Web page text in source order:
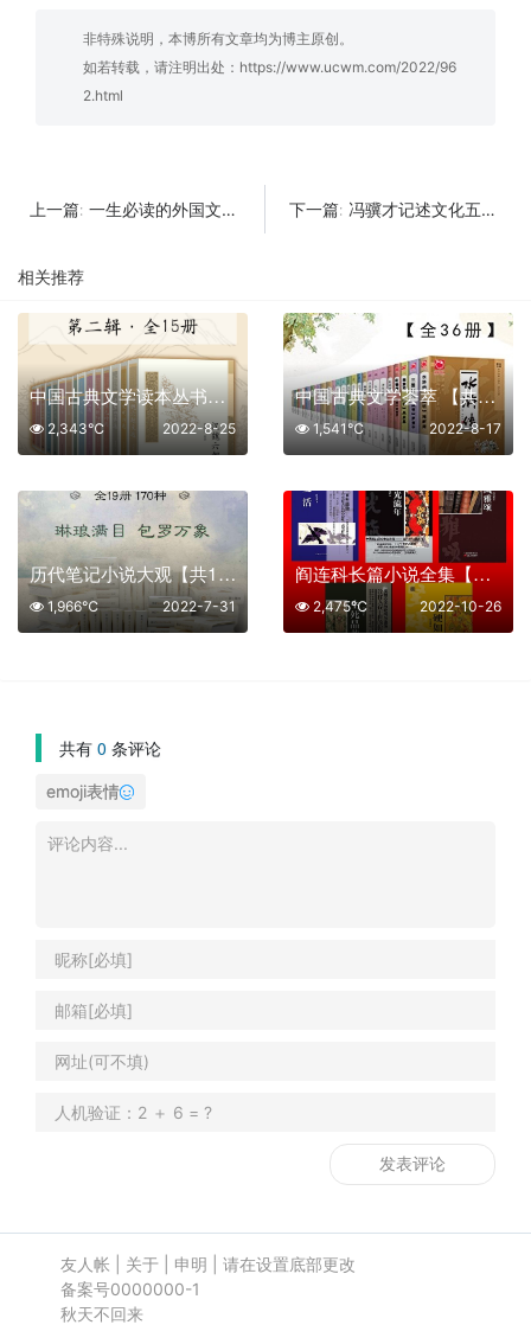
非特殊说明，本博所有文章均为博主原创。
如若转载，请注明出处： https://www.ucwm.com/2022/96
2.html
上一篇: 一生必读的外国文学经典【共35册】【epub格式】【32.5MB】【编号：710031】 下一篇: 冯骥才记述文化五十年【共4册】【epub格式】【24.3MB】【编号：856209】
相关推荐
中国古典文学读本丛书典藏·第二辑【共15册】【epub格式】【11.4MB】【编号：058576】
2022-8-25
2,343℃
中国古典文学荟萃 【共36册】【epub格式】【40MB】【编号：120879】
2022-8-17
1,541℃
历代笔记小说大观【共19册】【epub格式】【52.7MB】【编号：160681】
2022-7-31
1,966℃
阎连科长篇小说全集【共5册】【epub格式】【1.9MB】【编号：175831】
2022-10-26
2,475℃
共有 0 条评论
emoji表情
友人帐 关于| 申明
请在设置底部更改
备案号0000000-1
秋天不回来